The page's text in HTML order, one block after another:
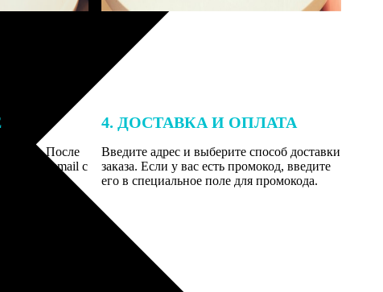
картой. После
на email с
заказ
4. ДОСТАВКА И ОПЛАТА
Введите адрес и выберите способ доставки
заказа. Если у вас есть промокод, введите
его в специальное поле для промокода.